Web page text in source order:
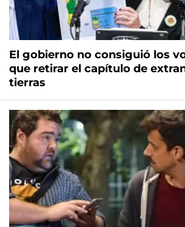
El gobierno no consiguió los
que retirar el capítulo de
tierras